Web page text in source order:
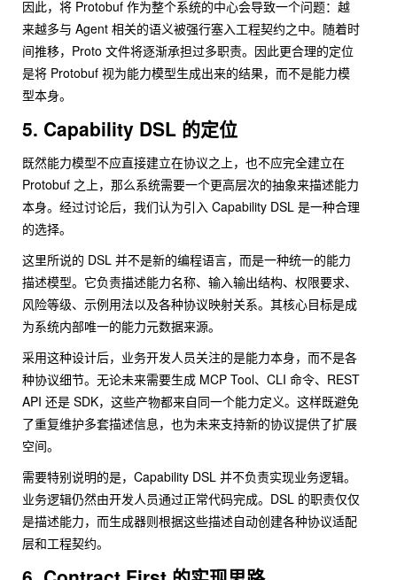
因此，将 Protobuf 作为整个系统的中心会导致一个问题：越
来越多与 Agent 相关的语义被强行塞入工程契约之中。随着时
间推移，Proto 文件将逐渐承担过多职责。因此更合理的定位
是将 Protobuf 视为能力模型生成出来的结果，而不是能力模
型本身。
5. Capability DSL 的定位
既然能力模型不应直接建立在协议之上，也不应完全建立在
Protobuf 之上，那么系统需要一个更高层次的抽象来描述能力
本身。经过讨论后，我们认为引入 Capability DSL 是一种合理
的选择。
这里所说的 DSL 并不是新的编程语言，而是一种统一的能力
描述模型。它负责描述能力名称、输入输出结构、权限要求、
风险等级、示例用法以及各种协议映射关系。其核心目标是成
为系统内部唯一的能力元数据来源。
采用这种设计后，业务开发人员关注的是能力本身，而不是各
种协议细节。无论未来需要生成 MCP Tool、CLI 命令、REST
API 还是 SDK，这些产物都来自同一个能力定义。这样既避免
了重复维护多套描述信息，也为未来支持新的协议提供了扩展
空间。
需要特别说明的是，Capability DSL 并不负责实现业务逻辑。
业务逻辑仍然由开发人员通过正常代码完成。DSL 的职责仅仅
是描述能力，而生成器则根据这些描述自动创建各种协议适配
层和工程契约。